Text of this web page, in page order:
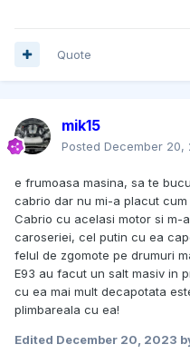
Quote
mik15
Posted December 20,
e frumoasa masina, sa te
cabrio dar nu mi-a placut
Cabrio cu acelasi motor si m-
caroseriei, cel putin cu ea
felul de zgomote pe drumuri
E93 au facut un salt masiv in
cu ea mai mult decapotata
plimbareala cu ea!
Edited December 20, 2023